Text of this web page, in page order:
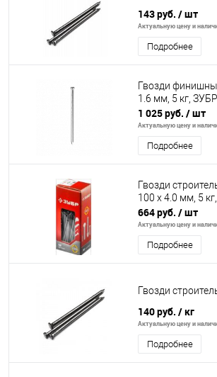
143 руб. / шт
Актуальную цену и
Подробнее
Гвозди
1.6 мм, 5 кг, ЗУБР
1 025 руб. / шт
Актуальную цену и
Подробнее
Гвозди
100 х 4.0 мм, 5
664 руб. / шт
Актуальную цену и
Подробнее
Гвозди
140 руб. / кг
Актуальную цену и
Подробнее